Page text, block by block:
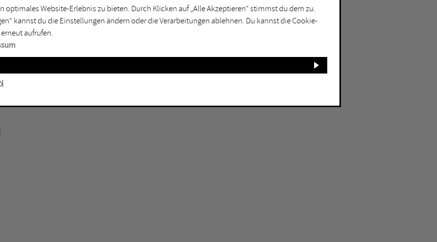
Mülheim an der Ruhr
Oberhausen
Unna
Witten
optimales Website-Erlebnis zu bieten. Durch Klicken auf „Alle Akzeptieren“ stimmst du dem zu.
kannst du die Einstellungen ändern oder die Verarbeitungen ablehnen. Du kannst die Cookie-
aufrufen.